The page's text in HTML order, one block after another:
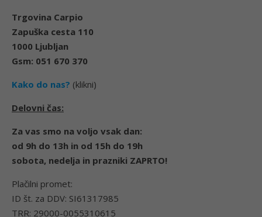
Trgovina Carpio
Zapuška cesta 110
1000 Ljubljan
Gsm: 051 670 370
Kako do nas? (klikni)
Delovni čas:
Za vas smo na voljo vsak dan:
od 9h do 13h in od 15h do 19h
sobota, nedelja in prazniki ZAPRTO!
Plačilni promet:
ID št. za DDV: SI61317985
TRR: 29000-0055310615